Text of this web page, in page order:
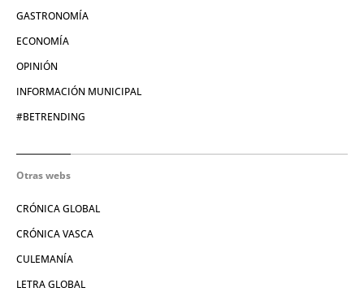
GASTRONOMÍA
ECONOMÍA
OPINIÓN
INFORMACIÓN MUNICIPAL
#BETRENDING
Otras webs
CRÓNICA GLOBAL
CRÓNICA VASCA
CULEMANÍA
LETRA GLOBAL